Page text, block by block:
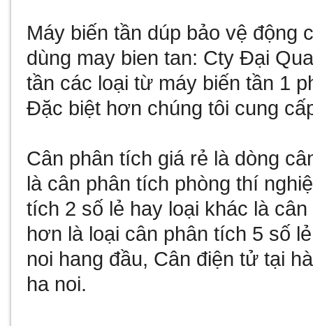
Máy biến tần dúp bảo vệ động
dùng may bien tan: Cty Đại
tần các loại từ máy biến tần 1
Đặc biệt hơn chúng tôi cung
Cân phân tích giá rẻ là dòng
là cân phân tích phòng thí
tích 2 số lẻ hay loại khác là cân
hơn là loại cân phân tích 5 số lẻ
noi hang đầu, Cân điện tử tại
ha noi.